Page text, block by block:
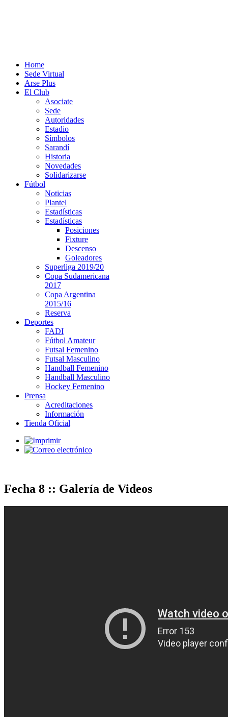
Home
Sede Virtual
Arse Plus
El Club
Asociate
Sede
Autoridades
Estadio
Símbolos
Sarandí
Historia
Novedades
Solidarizarse
Fútbol
Noticias
Plantel
Estadísticas
Estadísticas
Posiciones
Fixture
Descenso
Goleadores
Superliga 2019/20
Copa Sudamericana
2017
Copa Argentina
2015/16
Reserva
Deportes
FADI
Fútbol Amateur
Futsal Femenino
Futsal Masculino
Handball Femenino
Handball Masculino
Hockey Femenino
Prensa
Acreditaciones
Información
Tienda Oficial
Fecha 8 :: Galería de Videos